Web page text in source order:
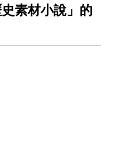
素材小說」的